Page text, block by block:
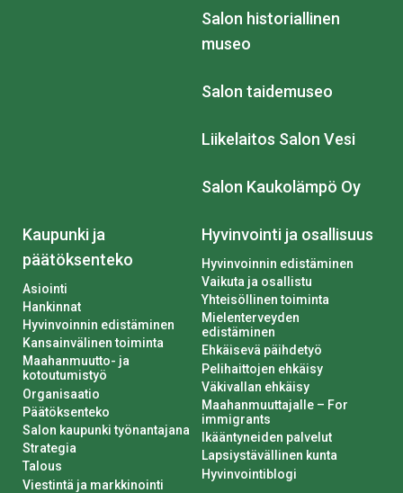
Salon historiallinen
museo
Salon taidemuseo
Liikelaitos Salon Vesi
Salon Kaukolämpö Oy
Kaupunki ja
päätöksenteko
Asiointi
Hankinnat
Hyvinvoinnin edistäminen
Kansainvälinen toiminta
Maahanmuutto- ja
kotoutumistyö
Organisaatio
Päätöksenteko
Salon kaupunki työnantajana
Strategia
Talous
Viestintä ja markkinointi
Hyvinvointi ja osallisuus
Hyvinvoinnin edistäminen
Vaikuta ja osallistu
Yhteisöllinen toiminta
Mielenterveyden
edistäminen
Ehkäisevä päihdetyö
Pelihaittojen ehkäisy
Väkivallan ehkäisy
Maahanmuuttajalle – For
immigrants
Ikääntyneiden palvelut
Lapsiystävällinen kunta
Hyvinvointiblogi